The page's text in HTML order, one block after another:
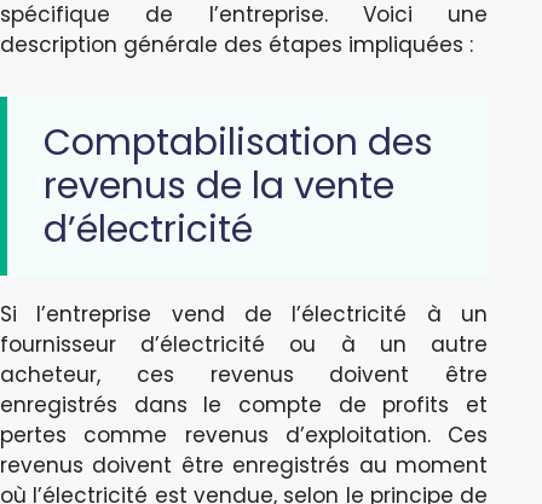
spécifique de l’entreprise. Voici une
description générale des étapes impliquées :
Comptabilisation des
revenus de la vente
d’électricité
Si l’entreprise vend de l’électricité à un
fournisseur d’électricité ou à un autre
acheteur, ces revenus doivent être
enregistrés dans le compte de profits et
pertes comme revenus d’exploitation. Ces
revenus doivent être enregistrés au moment
où l’électricité est vendue, selon le principe de